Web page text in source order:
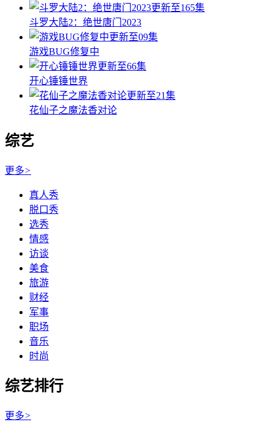
更新至165集
斗罗大陆2：绝世唐门2023
更新至09集
游戏BUG修复中
更新至66集
开心锤锤世界
更新至21集
花仙子之魔法香对论
综艺
更多>
真人秀
脱口秀
选秀
情感
访谈
美食
旅游
财经
军事
职场
音乐
时尚
综艺排行
更多>